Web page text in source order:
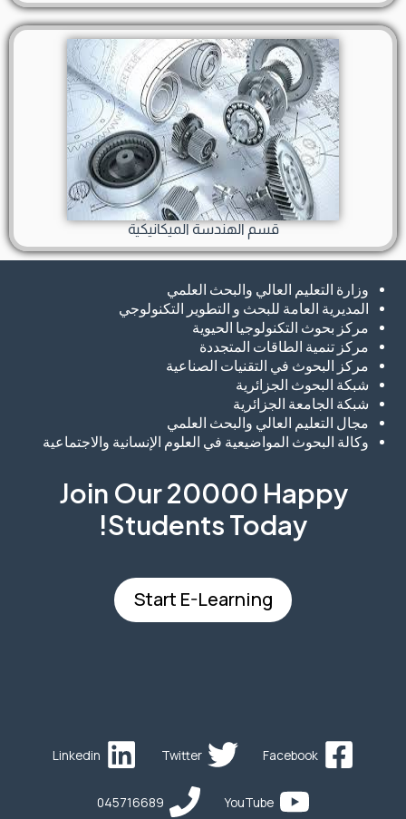
قسم الهندسة الميكانيكية
وزارة التعليم العالي والبحث العلمي
المديرية العامة للبحث و التطوير التكنولوجي
مركز بحوث التكنولوجيا الحيوية
مركز تنمية الطاقات المتجددة
مركز البحوث في التقنيات الصناعية
شبكة البحوث الجزائرية
شبكة الجامعة الجزائرية
مجال التعليم العالي والبحث العلمي
وكالة البحوث المواضيعية في العلوم الإنسانية والاجتماعية
Join Our 20000 Happy
Students​ Today!
Start E-Learning
Facebook
Twitter
Linkedin
YouTube
045716689